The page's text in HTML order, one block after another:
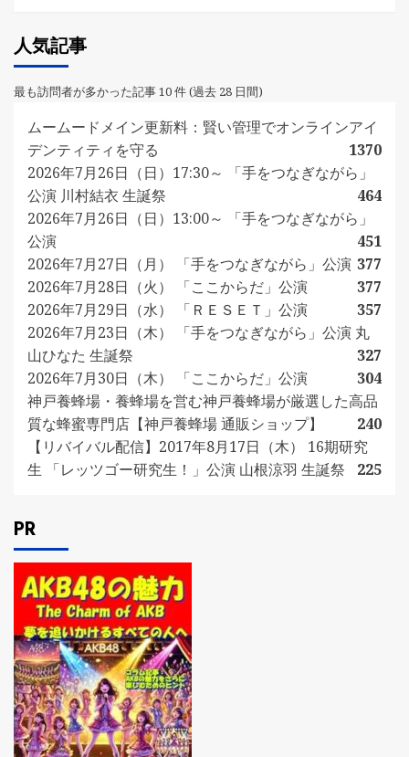
人気記事
最も訪問者が多かった記事 10 件 (過去 28 日間)
ムームードメイン更新料：賢い管理でオンラインアイ
デンティティを守る
1370
2026年7月26日（日）17:30～ 「手をつなぎながら」
公演 川村結衣 生誕祭
464
2026年7月26日（日）13:00～ 「手をつなぎながら」
公演
451
2026年7月27日（月） 「手をつなぎながら」公演 377
2026年7月28日（火） 「ここからだ」公演
377
2026年7月29日（水） 「ＲＥＳＥＴ」公演
357
2026年7月23日（木） 「手をつなぎながら」公演 丸
山ひなた 生誕祭
327
2026年7月30日（木） 「ここからだ」公演
304
神戸養蜂場・養蜂場を営む神戸養蜂場が厳選した高品
質な蜂蜜専門店【神戸養蜂場 通販ショップ】
240
【リバイバル配信】2017年8月17日（木） 16期研究
生 「レッツゴー研究生！」公演 山根涼羽 生誕祭
225
PR